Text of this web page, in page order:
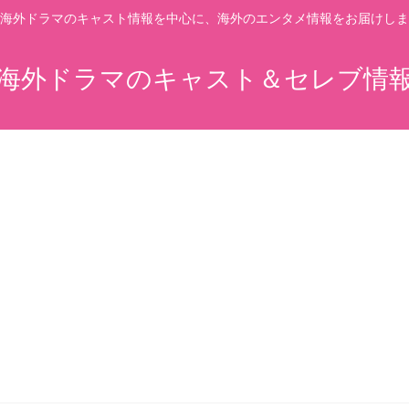
外ドラマのキャスト情報を中心に、海外のエンタメ情報をお届けし
外ドラマのキャスト＆セレブ情